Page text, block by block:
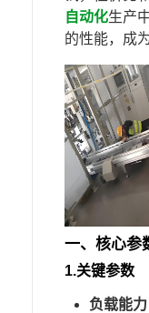
自动化生产中
的性能，成
一、 核心参
1.关键参数
负载能力